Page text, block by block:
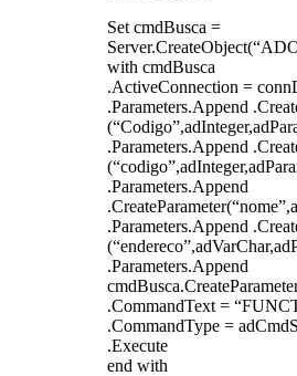
Set cmdBusca =
with cmdBusca
.ActiveConnection =
.Parameters.Append
.Parameters.Append
.Parameters.Append
.Parameters.Append
.Parameters.Append
.CommandText =
.CommandType =
.Execute
end with